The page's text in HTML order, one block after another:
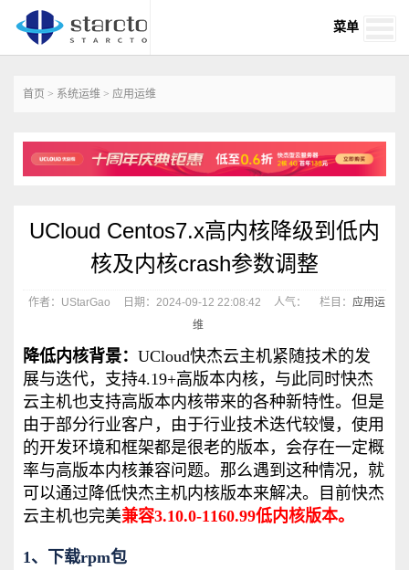
菜单
首页 > 系统运维 > 应用运维
UCloud Centos7.x高内核降级到低内
核及内核crash参数调整
作者：UStarGao 日期：2024-09-12 22:08:42 人气： 栏目： 应用运
维
降低内核背景： UCloud快杰云主机紧随技术的发
展与迭代，支持4.19+高版本内核，与此同时快杰
云主机也支持高版本内核带来的各种新特性。但是
由于部分行业客户，由于行业技术迭代较慢，使用
的开发环境和框架都是很老的版本，会存在一定概
率与高版本内核兼容问题。那么遇到这种情况，就
可以通过降低快杰主机内核版本来解决。目前快杰
云主机也完美兼容3.10.0-1160.99低内核版本。
1、下载rpm包